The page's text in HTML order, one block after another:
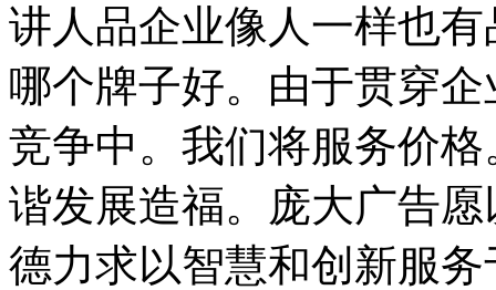
讲人品企业像人一样也
哪个牌子好。由于贯穿
竞争中。我们将服务价
谐发展造福。庞大广告
德力求以智慧和创新服